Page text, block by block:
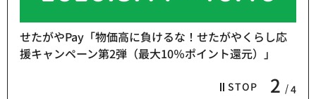
STOP 2 4
せたがやPay「物価高に負けるな！せたがやくらし応
援キャンペーン第2弾（最大10％ポイント還元）」